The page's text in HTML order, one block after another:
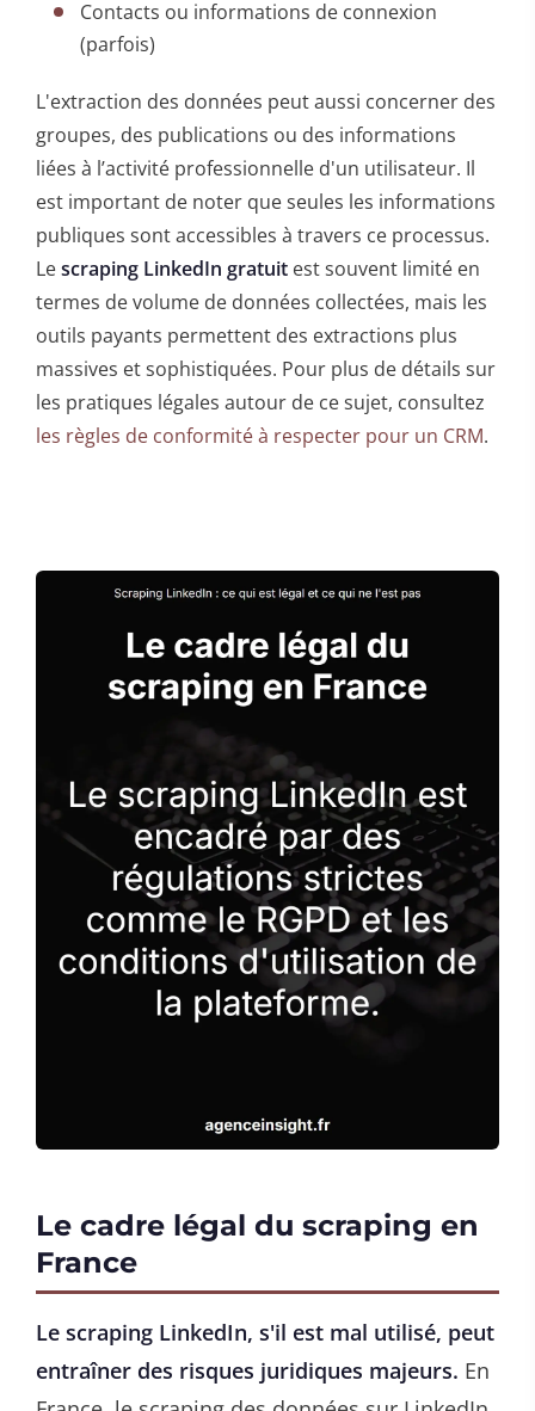
Contacts ou informations de connexion
(parfois)
L'extraction des données peut aussi concerner des
groupes, des publications ou des informations
liées à l’activité professionnelle d'un utilisateur. Il
est important de noter que seules les informations
publiques sont accessibles à travers ce processus.
Lescraping LinkedIn gratuit est souvent limité en
termes de volume de données collectées, mais les
outils payants permettent des extractions plus
massives et sophistiquées. Pour plus de détails sur
les pratiques légales autour de ce sujet, consultez
les règles de conformité à respecter pour un CRM.
Le cadre légal du scraping en
France
Le scraping LinkedIn, s'il est mal utilisé, peut
entraîner des risques juridiques majeurs. En